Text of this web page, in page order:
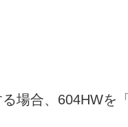
場合、604HWを